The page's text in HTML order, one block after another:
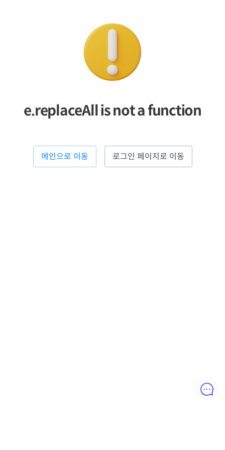
e.replaceAll is not a function
메인으로 이동 로그인 페이지로 이동